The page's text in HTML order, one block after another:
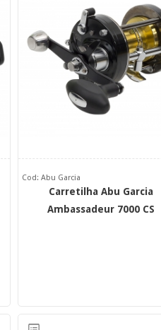
Cod: Abu Garcia
Carretilha Abu Garcia
Ambassadeur 7000 CS